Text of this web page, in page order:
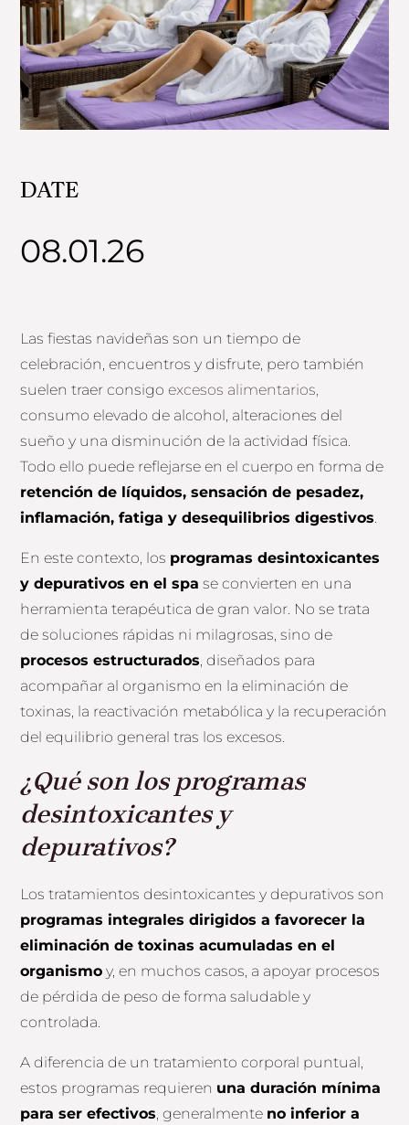
DATE
08.01.26
Las fiestas navideñas son un tiempo de
celebración, encuentros y disfrute, pero también
suelen traer consigo excesos alimentarios,
consumo elevado de alcohol, alteraciones del
sueño y una disminución de la actividad física.
Todo ello puede reflejarse en el cuerpo en forma de
retención de líquidos, sensación de pesadez,
inflamación, fatiga y desequilibrios digestivos.
En este contexto, los programas desintoxicantes
y depurativos en el spa se convierten en una
herramienta terapéutica de gran valor. No se trata
de soluciones rápidas ni milagrosas, sino de
procesos estructurados, diseñados para
acompañar al organismo en la eliminación de
toxinas, la reactivación metabólica y la recuperación
del equilibrio general tras los excesos.
¿Qué son los programas
desintoxicantes y
depurativos?
Los tratamientos desintoxicantes y depurativos son
programas integrales dirigidos a favorecer la
eliminación de toxinas acumuladas en el
organismo y, en muchos casos, a apoyar procesos
de pérdida de peso de forma saludable y
controlada.
A diferencia de un tratamiento corporal puntual,
estos programas requieren una duración mínima
para ser efectivos , generalmente no inferior a